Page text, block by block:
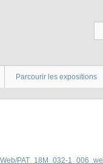
Parcourir les expositions